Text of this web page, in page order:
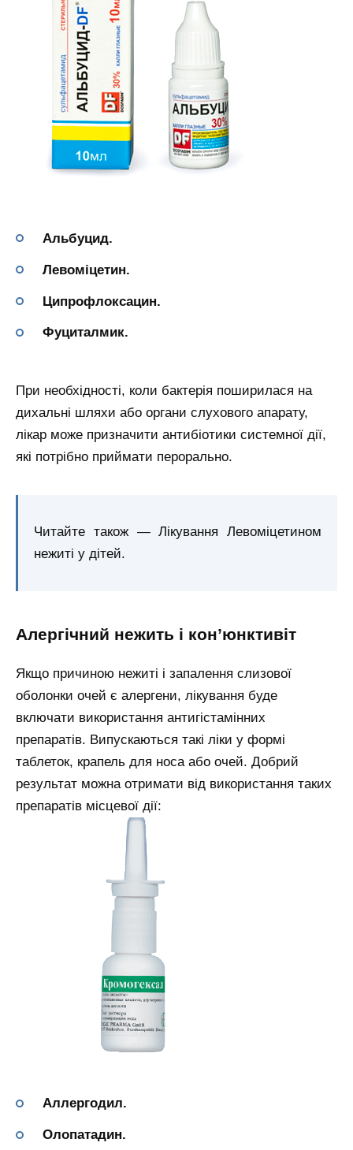
Альбуцид.
Левоміцетин.
Ципрофлоксацин.
Фуциталмик.
При необхідності, коли бактерія поширилася на
дихальні шляхи або органи слухового апарату,
лікар може призначити антибіотики системної дії,
які потрібно приймати перорально.
Читайте також — Лікування Левоміцетином
нежиті у дітей.
Алергічний нежить і кон’юнктивіт
Якщо причиною нежиті і запалення слизової
оболонки очей є алергени, лікування буде
включати використання антигістамінних
препаратів. Випускаються такі ліки у формі
таблеток, крапель для носа або очей. Добрий
результат можна отримати від використання таких
препаратів місцевої дії:
Аллергодил.
Олопатадин.